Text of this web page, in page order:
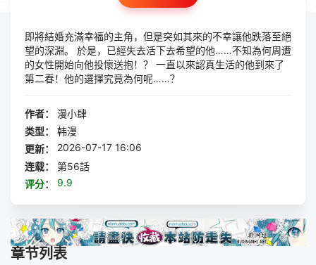
即將結婚充滿幸福的主角，但是突如其來的不幸讓他跌落至絕
望的深淵。 於是，已經失去活下去希望的他……不知為何周遭
的女性開始向他投懷送抱！？ 一直以來認真生活的他到來了
第二春！他的選擇究竟為何呢……？
作者：
漫小肆
类型：
韩漫
更新：
2026-07-17 16:06
连载：
第56話
评分：
9.9
章节列表